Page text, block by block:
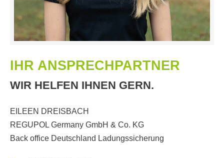
IHR ANSPRECHPARTNER
WIR HELFEN IHNEN GERN.
EILEEN DREISBACH
REGUPOL Germany GmbH & Co. KG
Back office Deutschland Ladungssicherung